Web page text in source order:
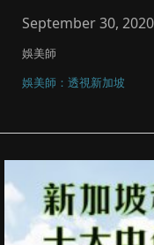
September 30, 2020
娛美師
娛美師：透視新加坡